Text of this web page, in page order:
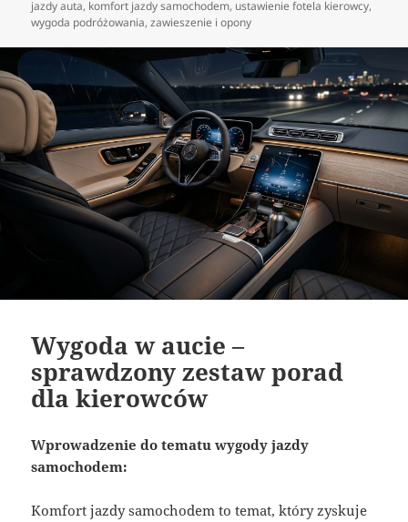
publikacji
jazdy auta, komfort jazdy samochodem, ustawienie fotela kierowcy,
wygoda podróżowania,zawieszenie i opony
Wygoda w aucie –
sprawdzony zestaw porad
dla kierowców
Wprowadzenie do tematu wygody jazdy
samochodem:
Komfort jazdy samochodem to temat, który zyskuje